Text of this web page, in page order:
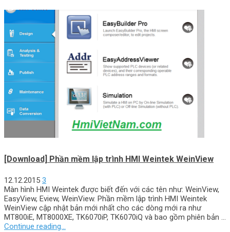
[Download] Phần mềm lập trình HMI Weintek WeinView
12.12.2015 3
Màn hình HMI Weintek được biết đến với các tên như: WeinView,
EasyView, Eview, WeinView. Phần mềm lập trình HMI Weintek
WeinView cập nhật bản mới nhất cho các dòng mới ra như
MT800iE, MT8000XE, TK6070iP, TK6070iQ và bao gồm phiên bản …
Continue reading...